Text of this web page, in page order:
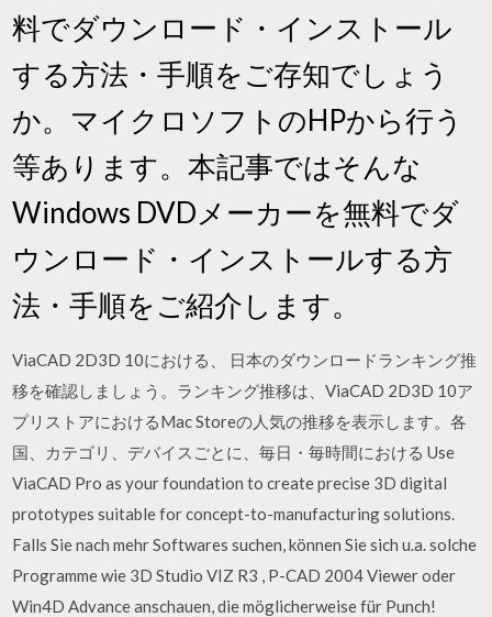
料でダウンロード・インストール
する方法・手順をご存知でしょう
か。マイクロソフトのHPから行う
等あります。本記事ではそんな
Windows DVDメーカーを無料でダ
ウンロード・インストールする方
法・手順をご紹介します。
ViaCAD 2D3D 10における、 日本のダウンロードランキング推
移を確認しましょう。ランキング推移は、ViaCAD 2D3D 10ア
プリストアにおけるMac Storeの人気の推移を表示します。各
国、カテゴリ、デバイスごとに、毎日・毎時間における Use
ViaCAD Pro as your foundation to create precise 3D digital
prototypes suitable for concept-to-manufacturing solutions.
Falls Sie nach mehr Softwares suchen, können Sie sich u.a. solche
Programme wie 3D Studio VIZ R3 , P-CAD 2004 Viewer oder
Win4D Advance anschauen, die möglicherweise für Punch!